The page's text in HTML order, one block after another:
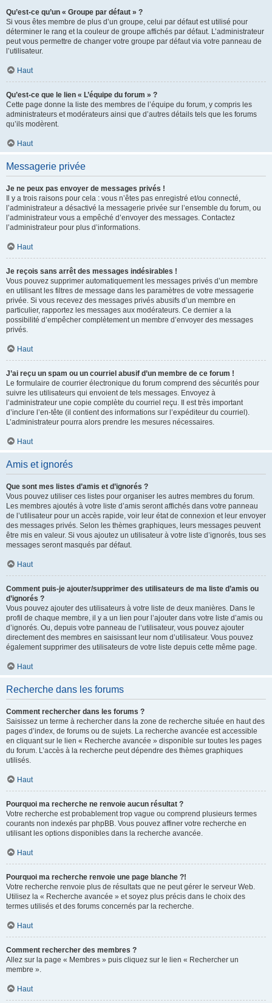
Qu’est-ce qu’un « Groupe par défaut » ?
Si vous êtes membre de plus d’un groupe, celui par défaut est utilisé pour
déterminer le rang et la couleur de groupe affichés par défaut. L’administrateur
peut vous permettre de changer votre groupe par défaut via votre panneau de
l’utilisateur.
Haut
Qu’est-ce que le lien « L’équipe du forum » ?
Cette page donne la liste des membres de l’équipe du forum, y compris les
administrateurs et modérateurs ainsi que d’autres détails tels que les forums
qu’ils modèrent.
Haut
Messagerie privée
Je ne peux pas envoyer de messages privés !
Il y a trois raisons pour cela : vous n’êtes pas enregistré et/ou connecté,
l’administrateur a désactivé la messagerie privée sur l’ensemble du forum, ou
l’administrateur vous a empêché d’envoyer des messages. Contactez
l’administrateur pour plus d’informations.
Haut
Je reçois sans arrêt des messages indésirables !
Vous pouvez supprimer automatiquement les messages privés d’un membre
en utilisant les filtres de message dans les paramètres de votre messagerie
privée. Si vous recevez des messages privés abusifs d’un membre en
particulier, rapportez les messages aux modérateurs. Ce dernier a la
possibilité d’empêcher complètement un membre d’envoyer des messages
privés.
Haut
J’ai reçu un spam ou un courriel abusif d’un membre de ce forum !
Le formulaire de courrier électronique du forum comprend des sécurités pour
suivre les utilisateurs qui envoient de tels messages. Envoyez à
l’administrateur une copie complète du courriel reçu. Il est très important
d’inclure l’en-tête (il contient des informations sur l’expéditeur du courriel).
L’administrateur pourra alors prendre les mesures nécessaires.
Haut
Amis et ignorés
Que sont mes listes d’amis et d’ignorés ?
Vous pouvez utiliser ces listes pour organiser les autres membres du forum.
Les membres ajoutés à votre liste d’amis seront affichés dans votre panneau
de l’utilisateur pour un accès rapide, voir leur état de connexion et leur envoyer
des messages privés. Selon les thèmes graphiques, leurs messages peuvent
être mis en valeur. Si vous ajoutez un utilisateur à votre liste d’ignorés, tous ses
messages seront masqués par défaut.
Haut
Comment puis-je ajouter/supprimer des utilisateurs de ma liste d’amis ou
d’ignorés ?
Vous pouvez ajouter des utilisateurs à votre liste de deux manières. Dans le
profil de chaque membre, il y a un lien pour l’ajouter dans votre liste d’amis ou
d’ignorés. Ou, depuis votre panneau de l’utilisateur, vous pouvez ajouter
directement des membres en saisissant leur nom d’utilisateur. Vous pouvez
également supprimer des utilisateurs de votre liste depuis cette même page.
Haut
Recherche dans les forums
Comment rechercher dans les forums ?
Saisissez un terme à rechercher dans la zone de recherche située en haut des
pages d’index, de forums ou de sujets. La recherche avancée est accessible
en cliquant sur le lien « Recherche avancée » disponible sur toutes les pages
du forum. L’accès à la recherche peut dépendre des thèmes graphiques
utilisés.
Haut
Pourquoi ma recherche ne renvoie aucun résultat ?
Votre recherche est probablement trop vague ou comprend plusieurs termes
courants non indexés par phpBB. Vous pouvez affiner votre recherche en
utilisant les options disponibles dans la recherche avancée.
Haut
Pourquoi ma recherche renvoie une page blanche ?!
Votre recherche renvoie plus de résultats que ne peut gérer le serveur Web.
Utilisez la « Recherche avancée » et soyez plus précis dans le choix des
termes utilisés et des forums concernés par la recherche.
Haut
Comment rechercher des membres ?
Allez sur la page « Membres » puis cliquez sur le lien « Rechercher un
membre ».
Haut